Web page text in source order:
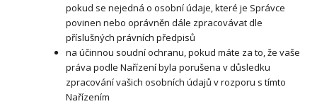
pokud se nejedná o osobní údaje, které je Správce
povinen nebo oprávněn dále zpracovávat dle
příslušných právních předpisů
na účinnou soudní ochranu, pokud máte za to, že vaše
práva podle Nařízení byla porušena v důsledku
zpracování vašich osobních údajů v rozporu s tímto
Nařízením